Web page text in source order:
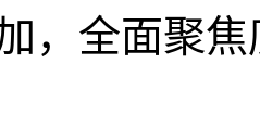
，全面聚